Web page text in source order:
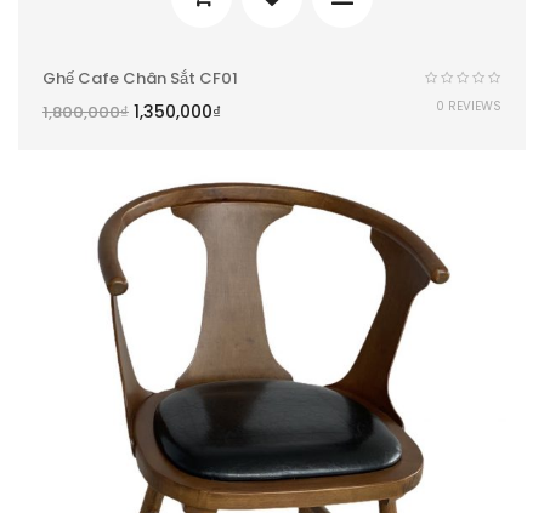
Ghế Cafe Chân Sắt CF01
1,800,000₫ 1,350,000₫ 0 REVIEWS